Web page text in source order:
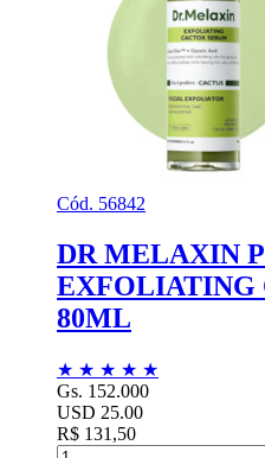
Cód. 56842
DR MELAXIN
EXFOLIATING
80ML
★ ★ ★ ★ ★
Gs. 152.000
USD 25.00
R$ 131,50